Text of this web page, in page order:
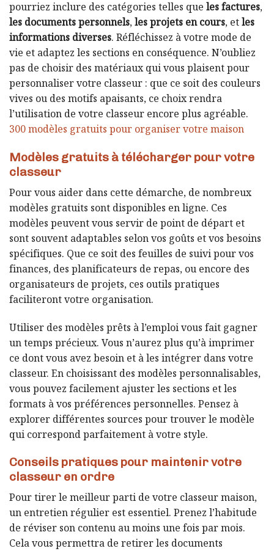
pourriez inclure des catégories telles que les factures,
les documents personnels,les projets en cours, etles
informations diverses. Réfléchissez à votre mode de
vie et adaptez les sections en conséquence. N’oubliez
pas de choisir des matériaux qui vous plaisent pour
personnaliser votre classeur : que ce soit des couleurs
vives ou des motifs apaisants, ce choix rendra
l’utilisation de votre classeur encore plus agréable.
300 modèles gratuits pour organiser votre maison
Modèles gratuits à télécharger pour votre
classeur
Pour vous aider dans cette démarche, de nombreux
modèles gratuits sont disponibles en ligne. Ces
modèles peuvent vous servir de point de départ et
sont souvent adaptables selon vos goûts et vos besoins
spécifiques. Que ce soit des feuilles de suivi pour vos
finances, des planificateurs de repas, ou encore des
organisateurs de projets, ces outils pratiques
faciliteront votre organisation.
Utiliser des modèles prêts à l’emploi vous fait gagner
un temps précieux. Vous n’aurez plus qu’à imprimer
ce dont vous avez besoin et à les intégrer dans votre
classeur. En choisissant des modèles personnalisables,
vous pouvez facilement ajuster les sections et les
formats à vos préférences personnelles. Pensez à
explorer différentes sources pour trouver le modèle
qui correspond parfaitement à votre style.
Conseils pratiques pour maintenir votre
classeur en ordre
Pour tirer le meilleur parti de votre classeur maison,
un entretien régulier est essentiel. Prenez l’habitude
de réviser son contenu au moins une fois par mois.
Cela vous permettra de retirer les documents